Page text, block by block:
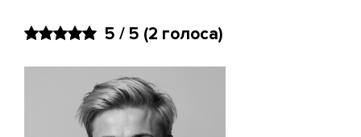
5 / 5 (2 голоса)